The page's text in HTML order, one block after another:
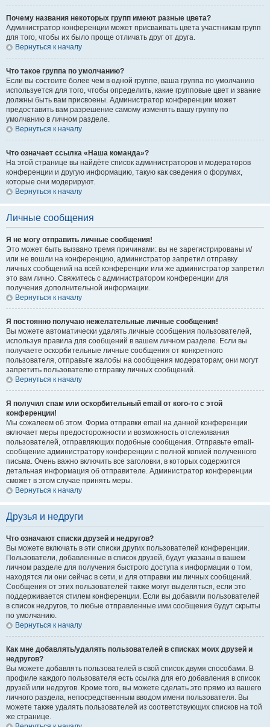
Почему названия некоторых групп имеют разные цвета?
Администратор конференции может присваивать цвета участникам групп
для того, чтобы их было проще отличать друг от друга.
Вернуться к началу
Что такое группа по умолчанию?
Если вы состоите более чем в одной группе, ваша группа по умолчанию
используется для того, чтобы определить, какие групповые цвет и звание
должны быть вам присвоены. Администратор конференции может
предоставить вам разрешение самому изменять вашу группу по
умолчанию в личном разделе.
Вернуться к началу
Что означает ссылка «Наша команда»?
На этой странице вы найдёте список администраторов и модераторов
конференции и другую информацию, такую как сведения о форумах,
которые они модерируют.
Вернуться к началу
Личные сообщения
Я не могу отправить личные сообщения!
Это может быть вызвано тремя причинами: вы не зарегистрированы и/
или не вошли на конференцию, администратор запретил отправку
личных сообщений на всей конференции или же администратор запретил
это вам лично. Свяжитесь с администратором конференции для
получения дополнительной информации.
Вернуться к началу
Я постоянно получаю нежелательные личные сообщения!
Вы можете автоматически удалять личные сообщения пользователей,
используя правила для сообщений в вашем личном разделе. Если вы
получаете оскорбительные личные сообщения от конкретного
пользователя, отправьте жалобы на сообщения модераторам; они могут
запретить пользователю отправку личных сообщений.
Вернуться к началу
Я получил спам или оскорбительный email от кого-то с этой
конференции!
Мы сожалеем об этом. Форма отправки email на данной конференции
включает меры предосторожности и возможность отслеживания
пользователей, отправляющих подобные сообщения. Отправьте email-
сообщение администратору конференции с полной копией полученного
письма. Очень важно включить все заголовки, в которых содержится
детальная информация об отправителе. Администратор конференции
сможет в этом случае принять меры.
Вернуться к началу
Друзья и недруги
Что означают списки друзей и недругов?
Вы можете включать в эти списки других пользователей конференции.
Пользователи, добавленные в список друзей, будут указаны в вашем
личном разделе для получения быстрого доступа к информации о том,
находятся ли они сейчас в сети, и для отправки им личных сообщений.
Сообщения от этих пользователей также могут выделяться, если это
поддерживается стилем конференции. Если вы добавили пользователей
в список недругов, то любые отправленные ими сообщения будут скрыты
по умолчанию.
Вернуться к началу
Как мне добавлять/удалять пользователей в списках моих друзей и
недругов?
Вы можете добавлять пользователей в свой список двумя способами. В
профиле каждого пользователя есть ссылка для его добавления в список
друзей или недругов. Кроме того, вы можете сделать это прямо из вашего
личного раздела, непосредственным вводом имени пользователя. Вы
можете также удалять пользователей из соответствующих списков на той
же странице.